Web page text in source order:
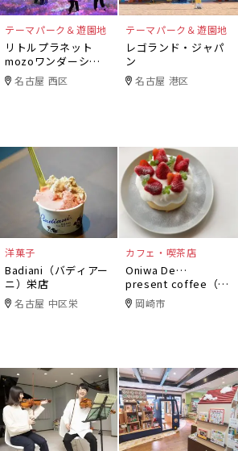
テーマパーク＆遊園地
リトルプラネット
mozoワンダーシテ
ィ 名古屋 西区
テーマパーク＆遊園地
レゴランド・ジャパ
ン
名古屋 港区
洋菓子
Badiani（バディアー
ニ）栄店
名古屋 中区栄
カフェ・喫茶店
Oniwa De…
present coffee（オ
ニワデ）
岡崎市